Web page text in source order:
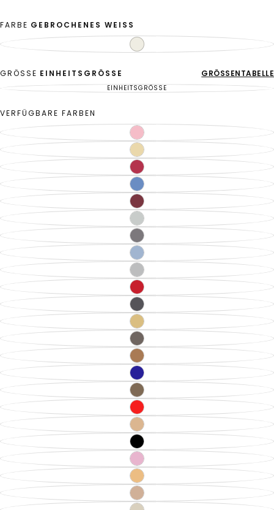
FARBE GEBROCHENES WEISS
GEBROCHENES
WEISS
GRÖSSE EINHEITSGRÖSSE GRÖSSENTABELLE
EINHEITSGRÖSSE
VERFÜGBARE FARBEN